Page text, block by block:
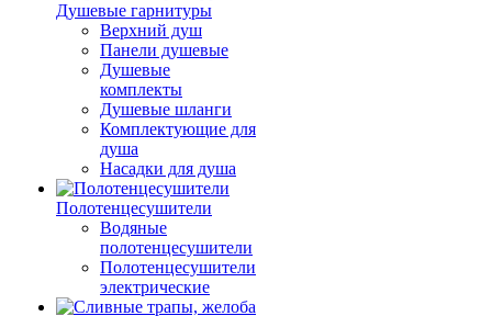
Душевые гарнитуры
Верхний душ
Панели душевые
Душевые
комплекты
Душевые шланги
Комплектующие для
душа
Насадки для душа
Полотенцесушители
Водяные
полотенцесушители
Полотенцесушители
электрические